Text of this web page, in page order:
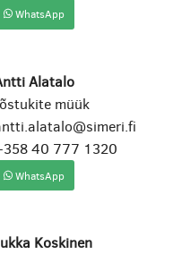
WhatsApp
Alatalo
müük
40 777 1320
WhatsApp
Koskinen